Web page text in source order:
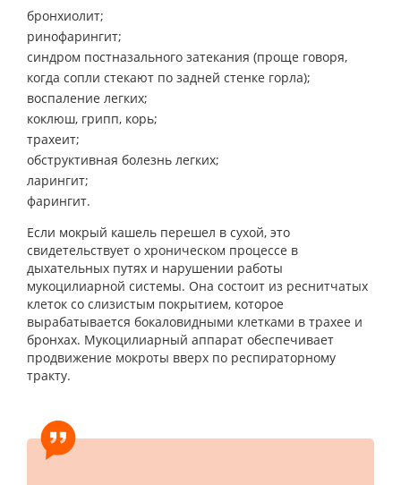
бронхиолит;
ринофарингит;
синдром постназального затекания (проще говоря,
когда сопли стекают по задней стенке горла);
воспаление легких;
коклюш, грипп, корь;
трахеит;
обструктивная болезнь легких;
ларингит;
фарингит.
Если мокрый кашель перешел в сухой, это
свидетельствует о хроническом процессе в
дыхательных путях и нарушении работы
мукоцилиарной системы. Она состоит из реснитчатых
клеток со слизистым покрытием, которое
вырабатывается бокаловидными клетками в трахее и
бронхах. Мукоцилиарный аппарат обеспечивает
продвижение мокроты вверх по респираторному
тракту.